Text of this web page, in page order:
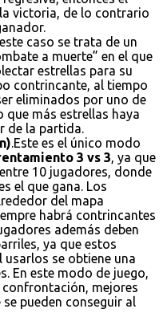
victoria, de lo contrario
caso se trata de un
a muerte” en el que
estrellas para su
contrincante, al tiempo
eliminados por uno de
que más estrellas haya
de la partida.
.Este es el único modo
3 vs 3, ya que
10 jugadores, donde
el que gana. Los
del mapa
habrá contrincantes
además deben
ya que estos
usarlos se obtiene una
En este modo de juego,
mejores
pueden conseguir al